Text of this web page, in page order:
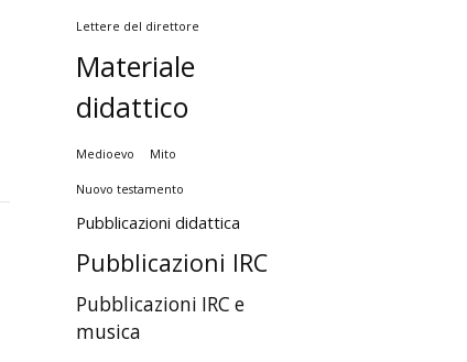
Lettere del direttore
Materiale
didattico
Medioevo Mito
Nuovo testamento
Pubblicazioni didattica
Pubblicazioni IRC
Pubblicazioni IRC e
musica